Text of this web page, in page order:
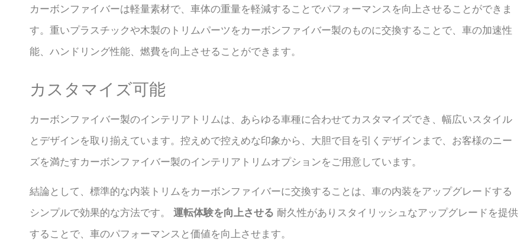
カーボンファイバーは軽量素材で、車体の重量を軽減することでパフォーマンスを向上させることができま
す。重いプラスチックや木製のトリムパーツをカーボンファイバー製のものに交換することで、車の加速性
能、ハンドリング性能、燃費を向上させることができます。
カスタマイズ可能
カーボンファイバー製のインテリアトリムは、あらゆる車種に合わせてカスタマイズでき、幅広いスタイル
とデザインを取り揃えています。控えめで控えめな印象から、大胆で目を引くデザインまで、お客様のニー
ズを満たすカーボンファイバー製のインテリアトリムオプションをご用意しています。
結論として、標準的な内装トリムをカーボンファイバーに交換することは、車の内装をアップグレードする
シンプルで効果的な方法です。 運転体験を向上させる 耐久性がありスタイリッシュなアップグレードを提供
することで、車のパフォーマンスと価値を向上させます。